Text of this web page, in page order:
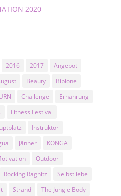
2020
2016 2017
Angebot
Beauty
Bibione
Challenge
Ernährung
Fitness Festival
Instruktor
Jänner
KONGA
Outdoor
Rocking Ragnitz
Selbstliebe
Strand The Jungle Body